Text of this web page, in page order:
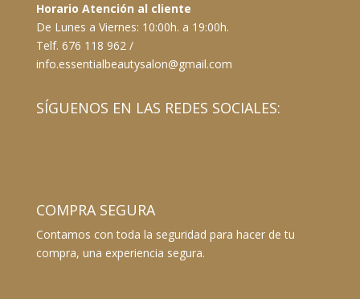
Horario Atención al cliente
De Lunes a Viernes: 10:00h. a 19:00h.
Telf. 676 118 962 /
info.essentialbeautysalon@gmail.com
SÍGUENOS EN LAS REDES SOCIALES:
COMPRA SEGURA
Contamos con toda la seguridad para hacer de tu
compra, una experiencia segura.